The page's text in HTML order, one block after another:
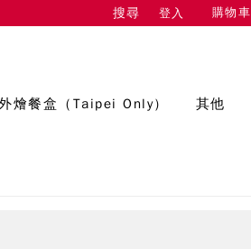
搜尋 登入 購物車
燴餐盒（Taipei Only） 其他